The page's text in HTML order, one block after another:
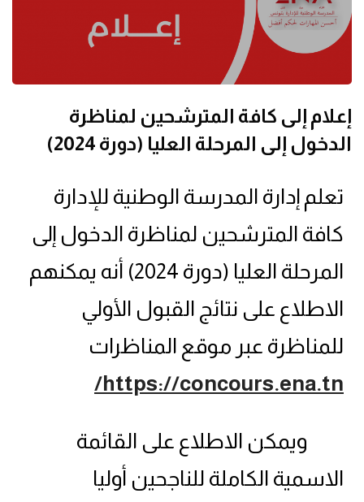
إعلام إلى كافة المترشحين لمناظرة
الدخول إلى المرحلة العليا (دورة 2024)
تعلم إدارة المدرسة الوطنية للإدارة
كافة المترشحين لمناظرة الدخول إلى
المرحلة العليا (دورة 2024) أنه يمكنهم
الاطلاع على نتائج القبول الأولي
للمناظرة عبر موقع المناظرات
https://concours.ena.tn/
ويمكن الاطلاع على القائمة
الاسمية الكاملة للناجحين أوليا